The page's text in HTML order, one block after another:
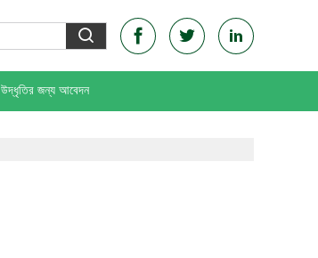
উদ্ধৃতির জন্য আবেদন